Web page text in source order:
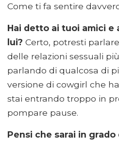
Come ti fa sentire
Hai detto ai tuoi amici e
lui? Certo, potresti
delle relazioni sessuali
parlando di qualcosa di
versione di cowgirl che
stai entrando troppo in
pompare pause.
Pensi che sarai in